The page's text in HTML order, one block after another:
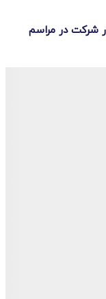
شرکت در مراسم